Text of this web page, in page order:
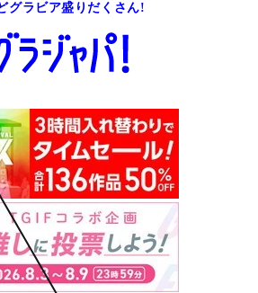
グラビア盛りだくさん!